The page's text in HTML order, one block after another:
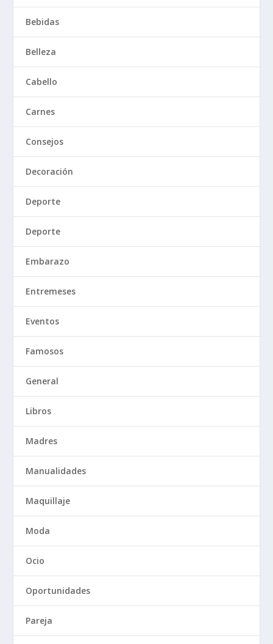
Bebidas
Belleza
Cabello
Carnes
Consejos
Decoración
Deporte
Deporte
Embarazo
Entremeses
Eventos
Famosos
General
Libros
Madres
Manualidades
Maquillaje
Moda
Ocio
Oportunidades
Pareja